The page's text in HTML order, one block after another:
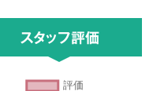
スタッフ評価